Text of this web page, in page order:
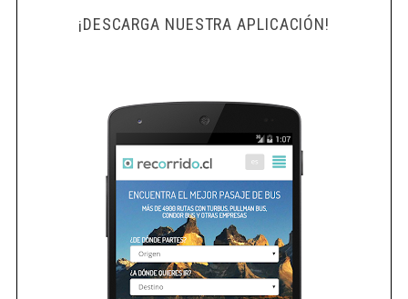
¡DESCARGA NUESTRA APLICACIÓN!